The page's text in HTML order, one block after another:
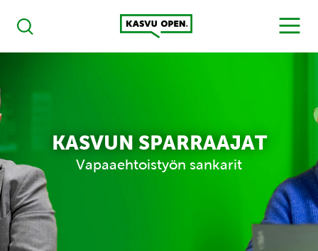
Haku
Kasvu Open
MENU
KASVUN SPARRAAJAT
Vapaaehtoistyön sankarit